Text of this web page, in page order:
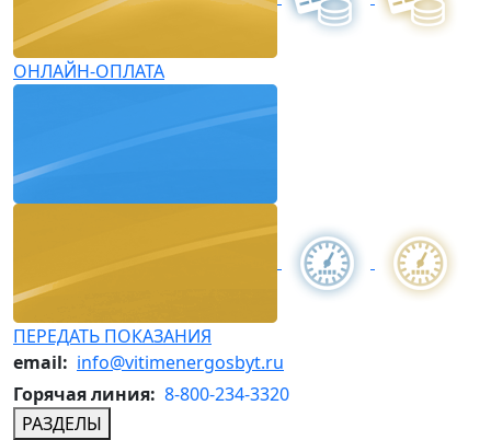
ОНЛАЙН-ОПЛАТА
ПЕРЕДАТЬ ПОКАЗАНИЯ
email: info@vitimenergosbyt.ru
Горячая линия: 8-800-234-3320
РАЗДЕЛЫ